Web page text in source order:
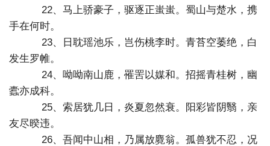
22、马上骄豪子，驱逐正蚩蚩。蜀山与楚水，携
手在何时。
23、日耽瑶池乐，岂伤桃李时。青苔空萎绝，白
发生罗帷。
24、呦呦南山鹿，罹罟以媒和。招摇青桂树，幽
蠹亦成科。
25、索居犹几日，炎夏忽然衰。阳彩皆阴翳，亲
友尽暌违。
26、吾闻中山相，乃属放麑翁。孤兽犹不忍，况